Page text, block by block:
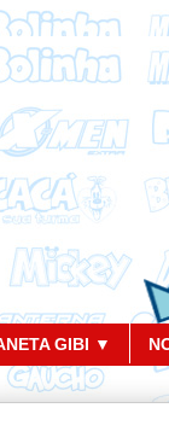
GIBI ▼